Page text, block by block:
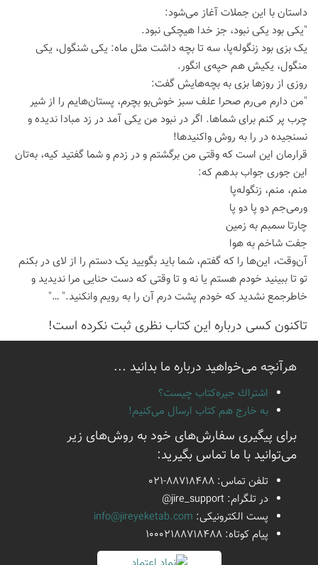
داستان با این جملات آغاز می‌شود:
"یکی بود یکی نبود، جز خدا هیچکی نبود.
یک بزی بود زنگوله‌پا، سه تا بچه داشت مثل ماه: یکی شنگول، یکی
منگول، یکیش هم حپه‌ی انگور.
روزی از روزها بزی به بچه‌هایش گفت:
"من دارم می‌رم صحرا علف سبز خوش‌بو بچرم، پستان‌هایم را از شیر
چرب پر کنم برای شماها. اگر در نبود من یکی آمد در زد مبادا ندیده و
نسنجیده در را به روش واکنیدها!
قرارمان این است که وقتی من برگشتم و در زدم و شما گفتید کیه، به‌تان
این جوری جواب بدهم که:
منم، منم، زنگوله‌پا
ورمی‌جم دو پا دو پا
چارتا سمبم به زمین
جفت شاخم به هوا
آن‌وقت، این‌ها را که گفتم، شما باید بگویید یک دستم را از لای در بکنم
تو تا ببینید خودم هستم یا نه و تا وقتی که دست حنایی مرا ندیدید و
خاطرجمع نشدید که خودم پشت درم آن را به رویم وانکنید." …"
تاكنون كسی درباره این كتاب نظری ثبت نكرده است!
هرآنچه می‌خواهید درباره ما بدانید ...
اشتراك جيره‌كتاب چيست؟
به خارج هم كتاب ارسال می‌كنیم!
برای پیگیری سفارش‌های خود به روش‌های زیر
می‌توانید با ما تماس بگیرید:
تلفن تماس: 021-88718488
در تلگرام: @jire_support
پست الكترونیكی: info@jireyeketab.com
پیام كوتاه: 10002188718488